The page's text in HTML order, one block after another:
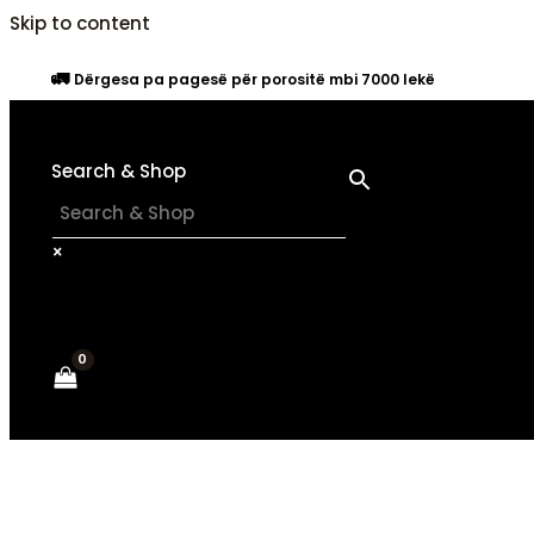
Skip to content
🚛 Dërgesa pa pagesë për porositë mbi 7000 lekë
Search & Shop
×